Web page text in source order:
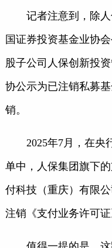
记者注意到，除
国证券投资基金业协
股子公司人保创新投
协公示为已注销私募
销。
2025年7月，在央
单中，人保集团旗下
付科技（重庆）有限
注销《支付业务许可证